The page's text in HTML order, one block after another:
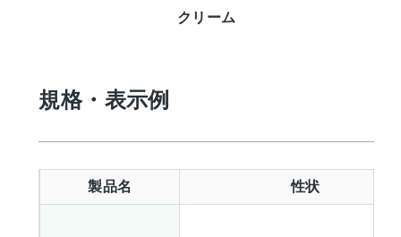
クリーム
規格・表示例
製品名 性状